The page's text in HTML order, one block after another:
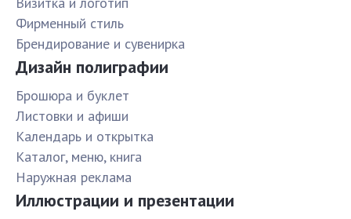
Фирменный стиль
Брендирование и сувенирка
Дизайн полиграфии
Брошюра и буклет
Листовки и афиши
Календарь и открытка
Каталог, меню, книга
Наружная реклама
Иллюстрации и презентации